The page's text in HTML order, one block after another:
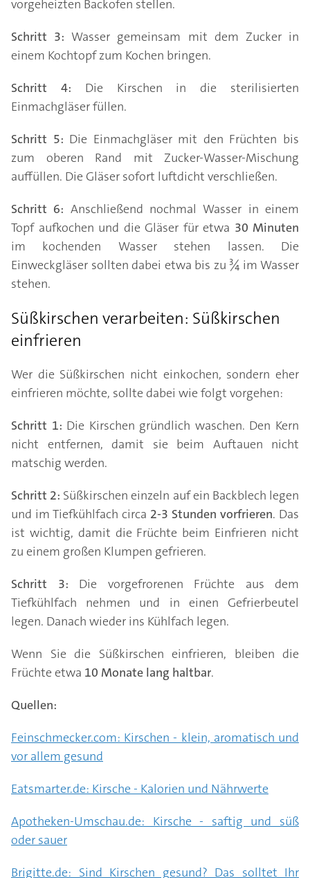
vorgeheizten Backofen stellen.
Schritt 3: Wasser gemeinsam mit dem Zucker in
einem Kochtopf zum Kochen bringen.
Schritt 4: Die Kirschen in die sterilisierten
Einmachgläser füllen.
Schritt 5: Die Einmachgläser mit den Früchten bis
zum oberen Rand mit Zucker-Wasser-Mischung
auffüllen. Die Gläser sofort luftdicht verschließen.
Schritt 6: Anschließend nochmal Wasser in einem
Topf aufkochen und die Gläser für etwa 30 Minuten
im kochenden Wasser stehen lassen. Die
Einweckgläser sollten dabei etwa bis zu ¾ im Wasser
stehen.
Süßkirschen verarbeiten: Süßkirschen
einfrieren
Wer die Süßkirschen nicht einkochen, sondern eher
einfrieren möchte, sollte dabei wie folgt vorgehen:
Schritt 1: Die Kirschen gründlich waschen. Den Kern
nicht entfernen, damit sie beim Auftauen nicht
matschig werden.
Schritt 2: Süßkirschen einzeln auf ein Backblech legen
und im Tiefkühlfach circa 2-3 Stunden vorfrieren. Das
ist wichtig, damit die Früchte beim Einfrieren nicht
zu einem großen Klumpen gefrieren.
Schritt 3: Die vorgefrorenen Früchte aus dem
Tiefkühlfach nehmen und in einen Gefrierbeutel
legen. Danach wieder ins Kühlfach legen.
Wenn Sie die Süßkirschen einfrieren, bleiben die
Früchte etwa 10 Monate lang haltbar.
Quellen:
Feinschmecker.com: Kirschen - klein, aromatisch und
vor allem gesund
Eatsmarter.de: Kirsche - Kalorien und Nährwerte
Apotheken-Umschau.de: Kirsche - saftig und süß
oder sauer
Brigitte.de: Sind Kirschen gesund? Das solltet Ihr